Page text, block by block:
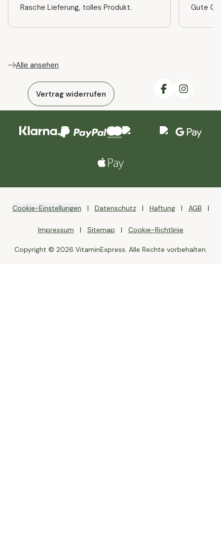
Rasche Lieferung, tolles Produkt. Gute
Alle ansehen
Vertrag widerrufen
Cookie-Einstellungen Datenschutz Haftung AGB
Impressum Sitemap Cookie-Richtlinie
Copyright © 2026 VitaminExpress. Alle Rechte vorbehalten.